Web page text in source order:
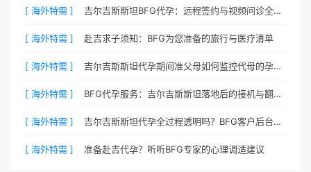
[ 海外特需 ] 吉尔吉斯斯坦BFG代孕：远程签约与视频问诊全流程
[ 海外特需 ] 赴吉求子须知：BFG为您准备的旅行与医疗清单
[ 海外特需 ] 吉尔吉斯斯坦代孕期间准父母如何监控代母的孕期状态？
[ 海外特需 ] BFG代孕服务：吉尔吉斯斯坦落地后的接机与翻译安排
[ 海外特需 ] 吉尔吉斯斯坦代孕全过程透明吗？BFG客户后台详解
[ 海外特需 ] 准备赴吉代孕？听听BFG专家的心理调适建议